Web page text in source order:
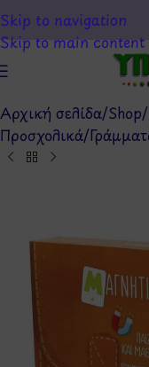
Skip to navigation
Skip to main content
Αρχική σελίδα/Shop/
Προσχολικά/